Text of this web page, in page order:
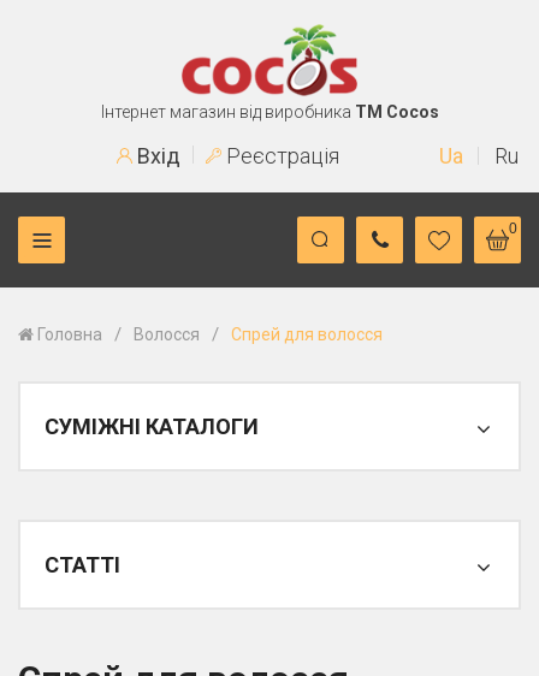
Інтернет магазин від виробника TM Cocos
Вхід Реєстрація Ua Ru
0
Головна / Волосся / Спрей для волосся
СУМІЖНІ КАТАЛОГИ
СТАТТІ